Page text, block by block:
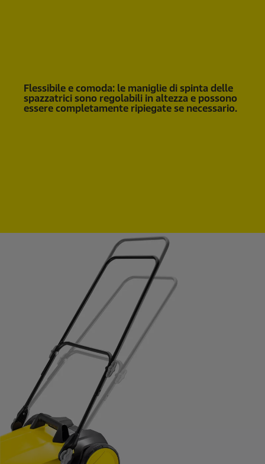
Flessibile e comoda: le maniglie di spinta delle
spazzatrici sono regolabili in altezza e possono
essere completamente ripiegate se necessario.